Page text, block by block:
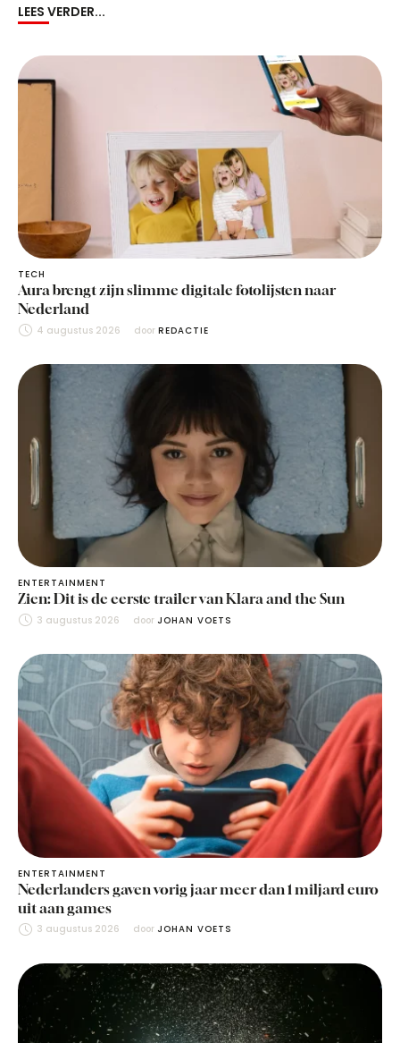
LEES VERDER...
TECH
Aura brengt zijn slimme digitale fotolijsten naar
Nederland
4 augustus 2026 door REDACTIE
ENTERTAINMENT
Zien: Dit is de eerste trailer van Klara and the Sun
3 augustus 2026 door JOHAN VOETS
ENTERTAINMENT
Nederlanders gaven vorig jaar meer dan 1 miljard euro
uit aan games
3 augustus 2026 door JOHAN VOETS